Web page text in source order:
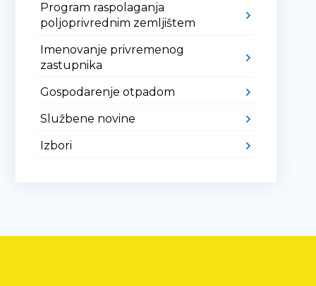
Program raspolaganja
poljoprivrednim zemljištem
Imenovanje privremenog
zastupnika
Gospodarenje otpadom
Službene novine
Izbori